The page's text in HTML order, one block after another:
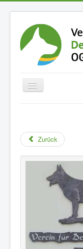
Termine
Fotoalben
Der Schäferhund
Buchempfehlungen
Kontakt
Zurück